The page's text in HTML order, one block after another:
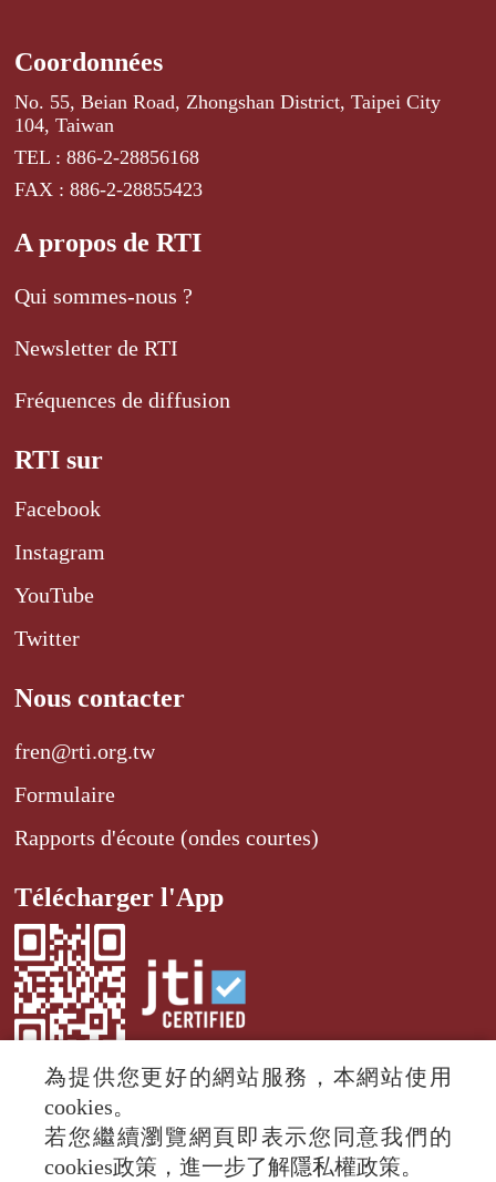
Coordonnées
No. 55, Beian Road, Zhongshan District, Taipei City
104, Taiwan
TEL : 886-2-28856168
FAX : 886-2-28855423
A propos de RTI
Qui sommes-nous ?
Newsletter de RTI
Fréquences de diffusion
RTI sur
Facebook
Instagram
YouTube
Twitter
Nous contacter
fren@rti.org.tw
Formulaire
Rapports d'écoute (ondes courtes)
Télécharger l'App
© 2024 RTI (Radio Taiwan International).
All rights reserved.
為提供您更好的網站服務，本網站使用
cookies。
若您繼續瀏覽網頁即表示您同意我們的
cookies政策，進一步了解隱私權政策。